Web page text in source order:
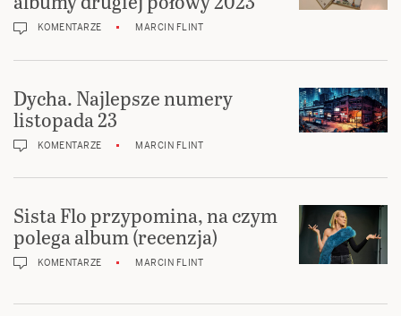
KOMENTARZE MARCIN FLINT
Dycha. Najlepsze numery
listopada 23
KOMENTARZE MARCIN FLINT
Sista Flo przypomina, na czym
polega album (recenzja)
KOMENTARZE MARCIN FLINT